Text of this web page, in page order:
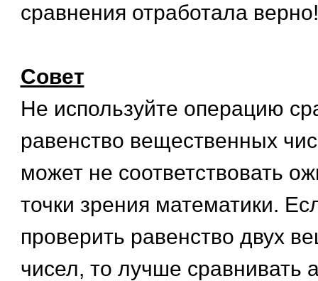
сравнения отработала верно!
Совет
Не используйте операцию
равенство вещественных
может не соответствовать
точки зрения математики.
проверить равенство двух
чисел, то лучше сравнивать